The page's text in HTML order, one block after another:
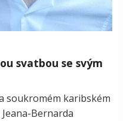
svatbou se svým
soukromém karibském
Bernarda